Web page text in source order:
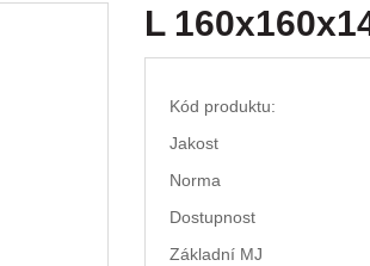
L
Kód produktu:
Jakost
Norma
Dostupnost
Základní MJ